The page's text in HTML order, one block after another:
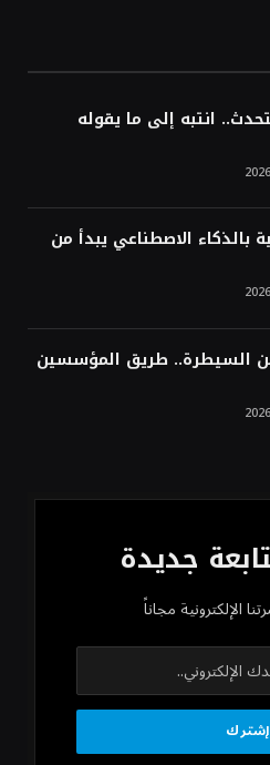
الحرب
انتبه إلى ما يقوله
بالذكاء الاصطناعي يبدأ من
السيطرة.. طريق المؤسسين
جديدة
الإلكترونية مجاناً